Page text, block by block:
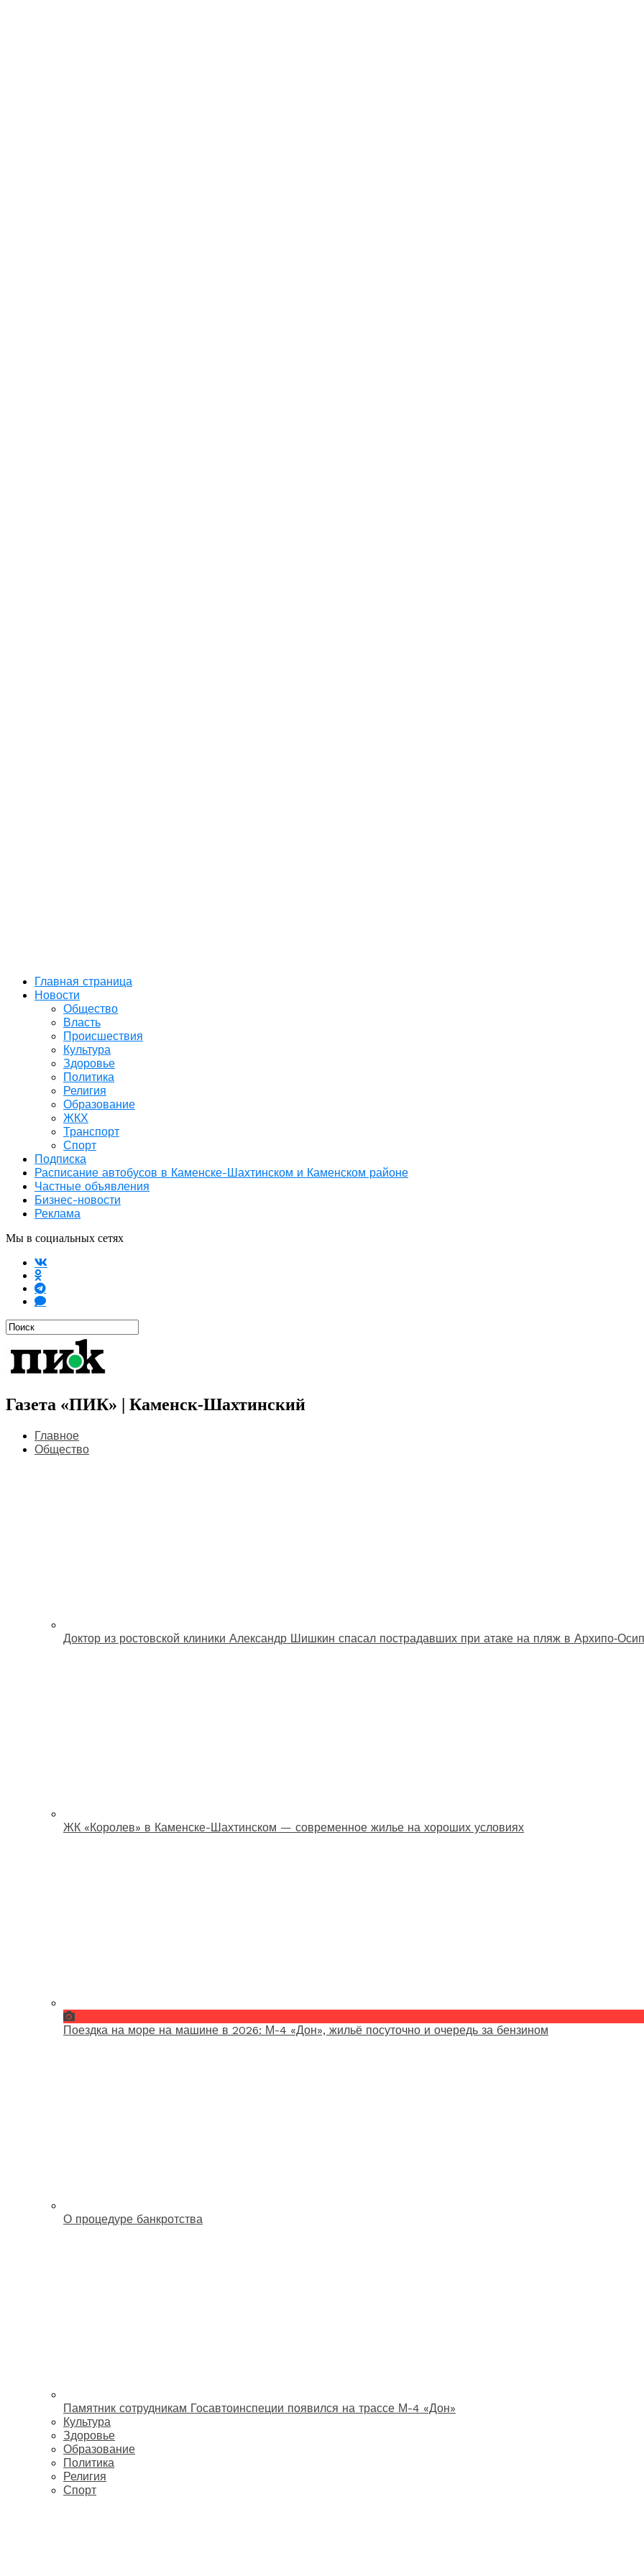
Главная страница
Новости
Общество
Власть
Происшествия
Культура
Здоровье
Политика
Религия
Образование
ЖКХ
Транспорт
Спорт
Подписка
Расписание автобусов в Каменске-Шахтинском и Каменском районе
Частные объявления
Бизнес-новости
Реклама
Мы в социальных сетях
Газета «ПИК» | Каменск-Шахтинский
Главное
Общество
Доктор из ростовской клиники Александр Шишкин спасал пострадавших при атаке на пляж в
ЖК «Королев» в Каменске-Шахтинском — современное жилье на хороших условиях
Поездка на море на машине в 2026: М-4 «Дон», жильё посуточно и очередь за бензином
О процедуре банкротства
Памятник сотрудникам Госавтоинспеции появился на трассе М-4 «Дон»
Культура
Здоровье
Образование
Политика
Религия
Спорт